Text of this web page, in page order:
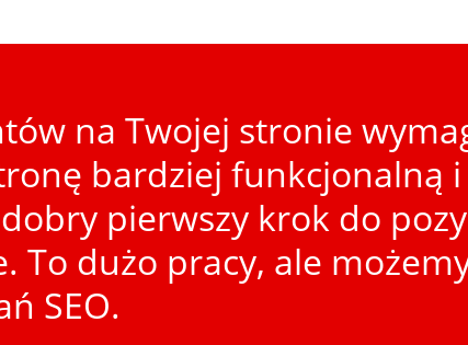
na Twojej stronie
bardziej funkcjonalną
pierwszy krok do
To dużo pracy, ale
SEO.